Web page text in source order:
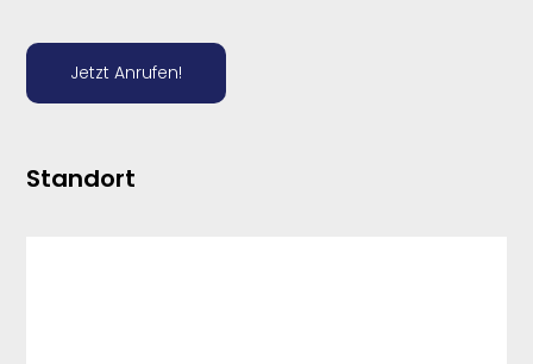
Jetzt Anrufen!
Standort